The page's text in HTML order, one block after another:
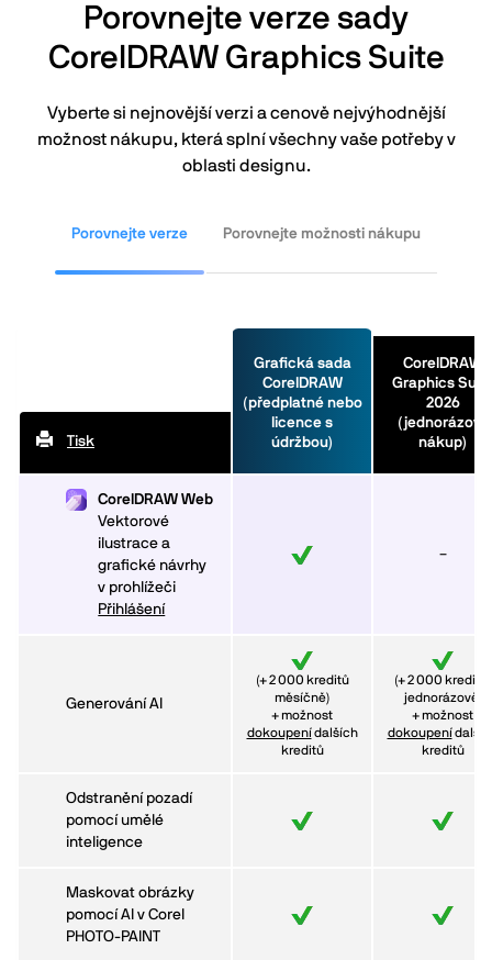
Porovnejte verze sady
CorelDRAW Graphics Suite
Vyberte si nejnovější verzi a cenově nejvýhodnější
možnost nákupu, která splní všechny vaše potřeby v
oblasti designu.
Porovnejte verze Porovnejte možnosti nákupu
Tisk
Grafická sada
CorelDRAW
(předplatné nebo
licence s
údržbou)
CorelDRAW
Graphics
2026
(jednorázový
nákup)
CorelDRAW Web
Vektorové
ilustrace a
grafické návrhy
v prohlížeči
Přihlášení
–
Generování AI
(+ 2 000 kreditů
měsíčně)
+ možnost
dokoupenídalších
kreditů
(+ 2 000 kreditů,
jednorázově)
+ možnost
dokoupení
kreditů
Odstranění pozadí
pomocí umělé
inteligence
Maskovat obrázky
pomocí AI v Corel
PHOTO-PAINT